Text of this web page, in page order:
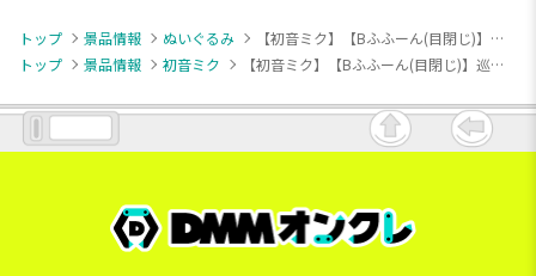
トップ 景品情報 ぬいぐるみ
【初音ミク】【Bふふーん(目閉じ)】巡音ルカ もちぴこぬいぐるみー巡音ルカー
トップ
景品情報 初音ミク 【初音ミク】【Bふふーん(目閉じ)】巡音ルカ もちぴこぬいぐるみー巡音ルカー